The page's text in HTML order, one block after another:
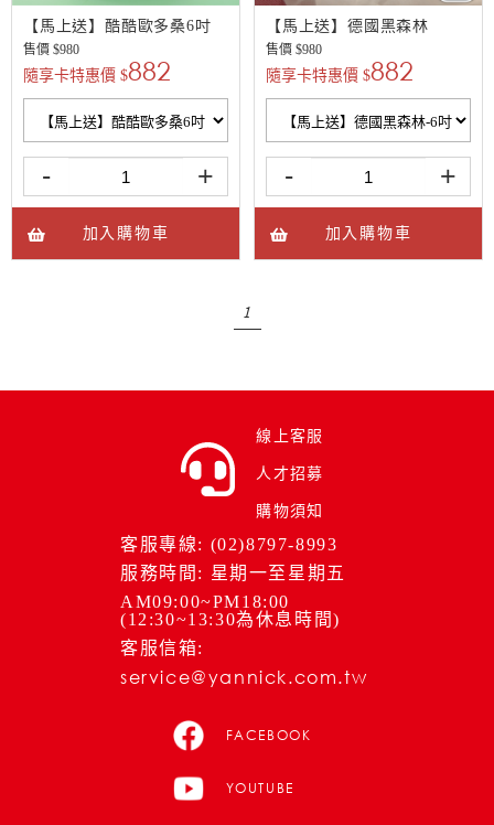
【馬上送】酷酷歐多桑6吋
售價 $980
隨享卡特惠價 $882
- +
加入購物車
【馬上送】德國黑森林
售價 $980
隨享卡特惠價 $882
- +
加入購物車
1
線上客服
人才招募
購物須知
客服專線: (02)8797-8993
服務時間: 星期一至星期五
AM09:00~PM18:00
(12:30~13:30為休息時間)
客服信箱:
service@yannick.com.tw
FACEBOOK
YOUTUBE